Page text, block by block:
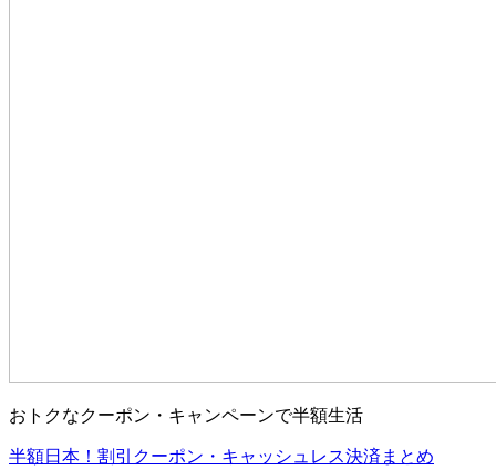
おトクなクーポン・キャンペーンで半額生活
半額日本！割引クーポン・キャッシュレス決済まとめ